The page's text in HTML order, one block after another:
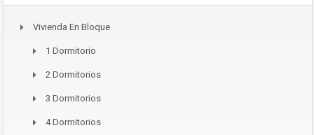
Vivienda En Bloque
1 Dormitorio
2 Dormitorios
3 Dormitorios
4 Dormitorios